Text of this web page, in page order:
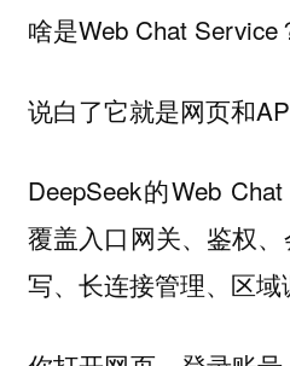
啥是Web Chat Service
说白了它就是网页和
DeepSeek的Web
覆盖入口网关、鉴权
写、长连接管理、区域